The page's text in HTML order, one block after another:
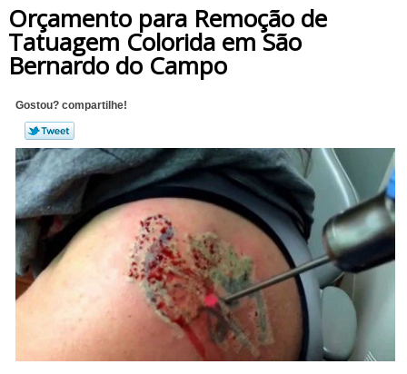
Orçamento para Remoção de
Tatuagem Colorida em São
Bernardo do Campo
Gostou? compartilhe!